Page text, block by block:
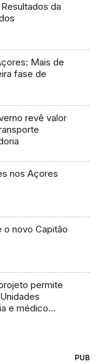
da
Mais de
fase de
revê valor
nos Açores
o novo Capitão
permite
e médico
PUB